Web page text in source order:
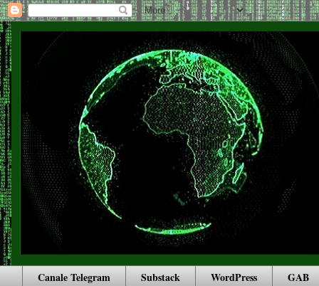
Canale Telegram Substack WordPress GAB